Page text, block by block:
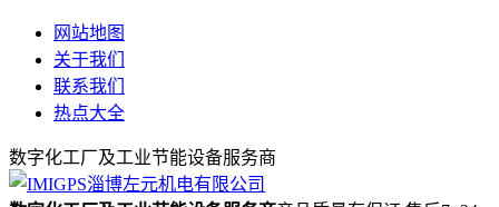
网站地图
关于我们
联系我们
热点大全
数字化工厂及工业节能设备服务商